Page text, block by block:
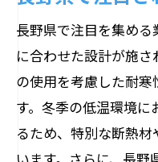
長野県で注目を集め
に合わせた設計が施
の使用を考慮した耐
す。冬季の低温環境に
るため、特別な断熱